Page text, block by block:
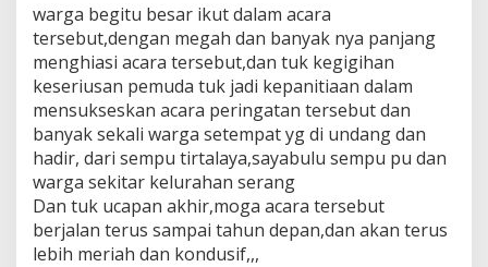
warga begitu besar ikut dalam acara
tersebut,dengan megah dan banyak nya panjang
menghiasi acara tersebut,dan tuk kegigihan
keseriusan pemuda tuk jadi kepanitiaan dalam
mensukseskan acara peringatan tersebut dan
banyak sekali warga setempat yg di undang dan
hadir, dari sempu tirtalaya,sayabulu sempu pu dan
warga sekitar kelurahan serang
Dan tuk ucapan akhir,moga acara tersebut
berjalan terus sampai tahun depan,dan akan terus
lebih meriah dan kondusif,,,